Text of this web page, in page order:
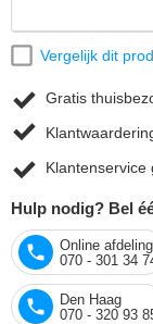
Vergelijk dit
Gratis
Klantenservice
Hulp nodig? Bel
Online afdeling
070 - 301 34
Den Haag
070 - 320 93